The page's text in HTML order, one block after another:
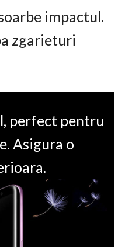
impactul.
zgarieturi
perfect pentru
Asigura o